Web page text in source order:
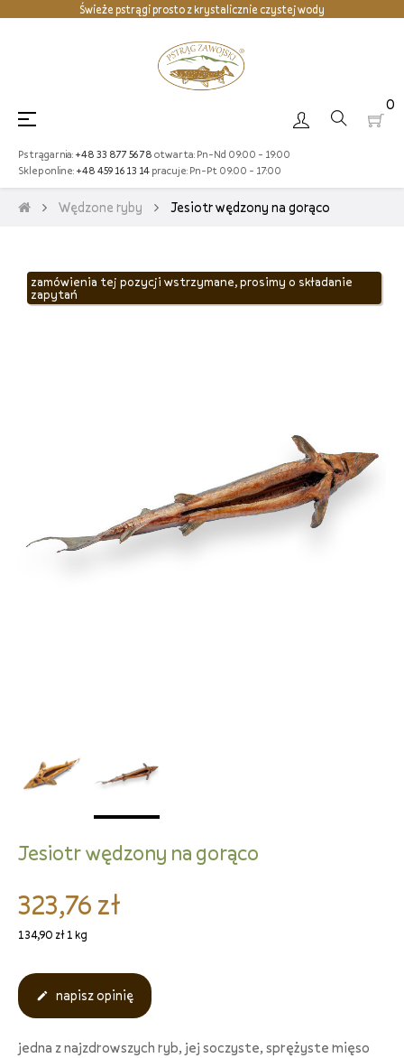
Świeże pstrągi prosto z krystalicznie czystej wody
Zawojski PSTRĄG daje radę pod PRĄD
0
Toggle
☰
Pstrągarnia: +48 33 877 56 78 otwarta: Pn-Nd 09:00 - 19:00
Sklep online: +48 459 16 13 14 pracuje: Pn-Pt 09:00 - 17:00
Wędzone ryby Jesiotr wędzony na gorąco
zamówienia tej pozycji wstrzymane, prosimy o składanie
zapytań
Jesiotr wędzony na gorąco
323,76 zł
134,90 zł 1 kg
 napisz opinię
jedna z najzdrowszych ryb, jej soczyste, sprężyste mięso